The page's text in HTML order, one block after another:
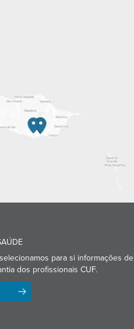
para si informações de
dos profissionais CUF.